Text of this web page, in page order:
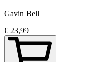
Gavin Bell
€ 23,99